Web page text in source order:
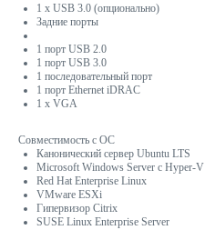
1 x USB 3.0 (опционально)
Задние порты
1 порт USB 2.0
1 порт USB 3.0
1 последовательный порт
1 порт Ethernet iDRAC
1 x VGA
Совместимость с ОС
Канонический сервер Ubuntu LTS
Microsoft Windows Server с Hyper-V
Red Hat Enterprise Linux
VMware ESXi
Гипервизор Citrix
SUSE Linux Enterprise Server